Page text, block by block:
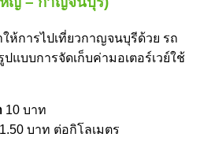
ห้การไปเที่ยวกาญจนบุรีด้วย รถ
แบบการจัดเก็บค่ามอเตอร์เวย์ใช้
10 บาท
1.50 บาท ต่อกิโลเมตร